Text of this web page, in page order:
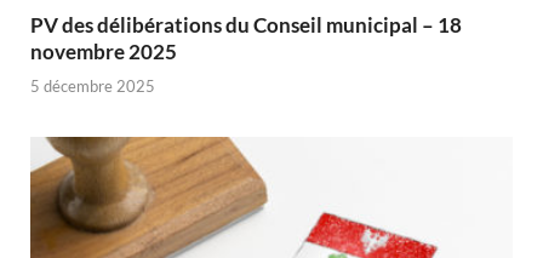
PV des délibérations du Conseil municipal – 18
novembre 2025
5 décembre 2025